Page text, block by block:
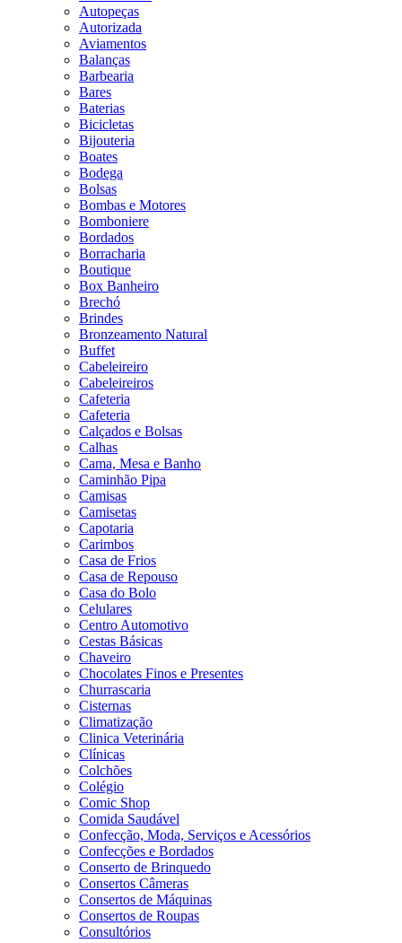
Autopeças
Autorizada
Aviamentos
Balanças
Barbearia
Bares
Baterias
Bicicletas
Bijouteria
Boates
Bodega
Bolsas
Bombas e Motores
Bomboniere
Bordados
Borracharia
Boutique
Box Banheiro
Brechó
Brindes
Bronzeamento Natural
Buffet
Cabeleireiro
Cabeleireiros
Cafeteria
Cafeteria
Calçados e Bolsas
Calhas
Cama, Mesa e Banho
Caminhão Pipa
Camisas
Camisetas
Capotaria
Carimbos
Casa de Frios
Casa de Repouso
Casa do Bolo
Celulares
Centro Automotivo
Cestas Básicas
Chaveiro
Chocolates Finos e Presentes
Churrascaria
Cisternas
Climatização
Clinica Veterinária
Clínicas
Colchões
Colégio
Comic Shop
Comida Saudável
Confecção, Moda, Serviços e Acessórios
Confecções e Bordados
Conserto de Brinquedo
Consertos Câmeras
Consertos de Máquinas
Consertos de Roupas
Consultórios